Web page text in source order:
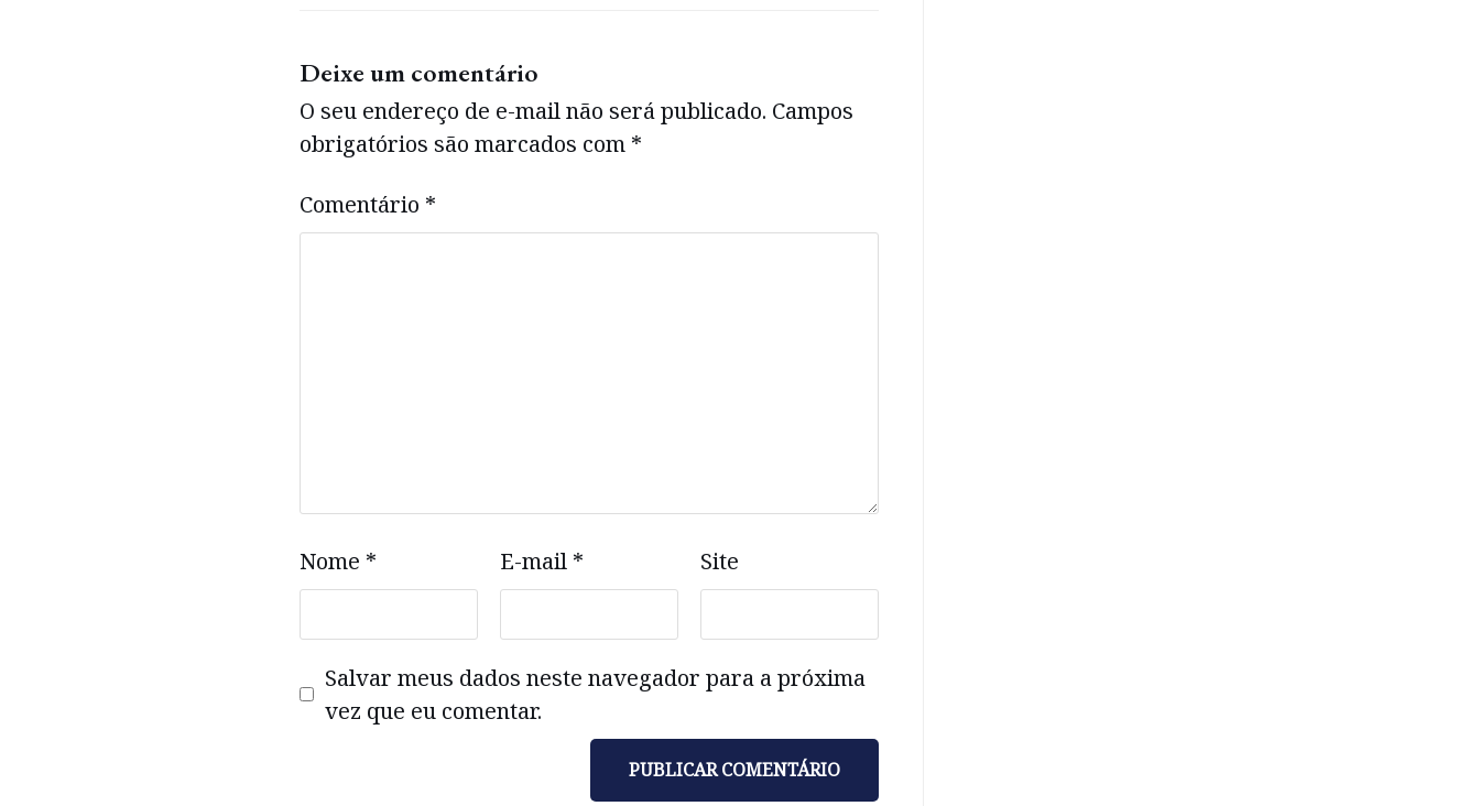
Deixe um comentário
O seu endereço de e-mail não será publicado. Campos
obrigatórios são marcados com *
Comentário *
Nome * E-mail * Site
Salvar meus dados neste navegador para a próxima
vez que eu comentar.